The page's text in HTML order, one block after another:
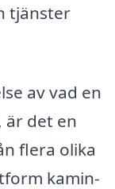
tjänster
av vad en
är det en
flera olika
kamin-